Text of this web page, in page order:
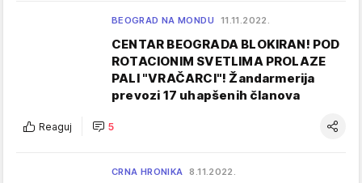
BEOGRAD NA MONDU 11.11.2022.
CENTAR BEOGRADA BLOKIRAN! POD
ROTACIONIM SVETLIMA PROLAZE
PALI "VRAČARCI"! Žandarmerija
prevozi 17 uhapšenih članova
Reaguj 5
CRNA HRONIKA 8.11.2022.